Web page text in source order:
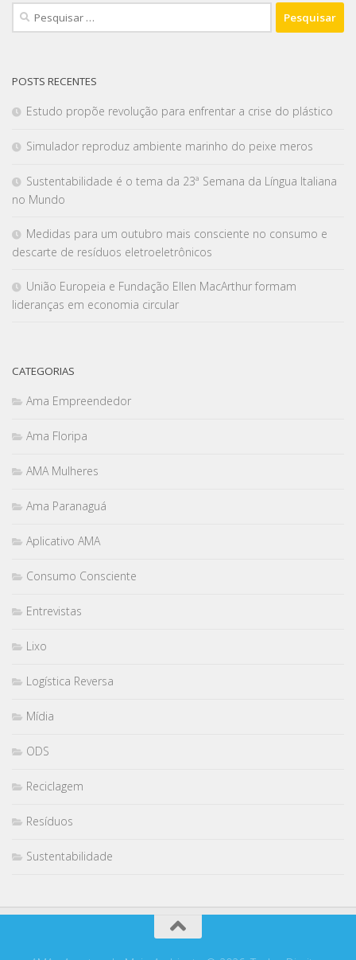
POSTS RECENTES
Estudo propõe revolução para enfrentar a crise do plástico
Simulador reproduz ambiente marinho do peixe meros
Sustentabilidade é o tema da 23ª Semana da Língua Italiana
no Mundo
Medidas para um outubro mais consciente no consumo e
descarte de resíduos eletroeletrônicos
União Europeia e Fundação Ellen MacArthur formam
lideranças em economia circular
CATEGORIAS
Ama Empreendedor
Ama Floripa
AMA Mulheres
Ama Paranaguá
Aplicativo AMA
Consumo Consciente
Entrevistas
Lixo
Logística Reversa
Mídia
ODS
Reciclagem
Resíduos
Sustentabilidade